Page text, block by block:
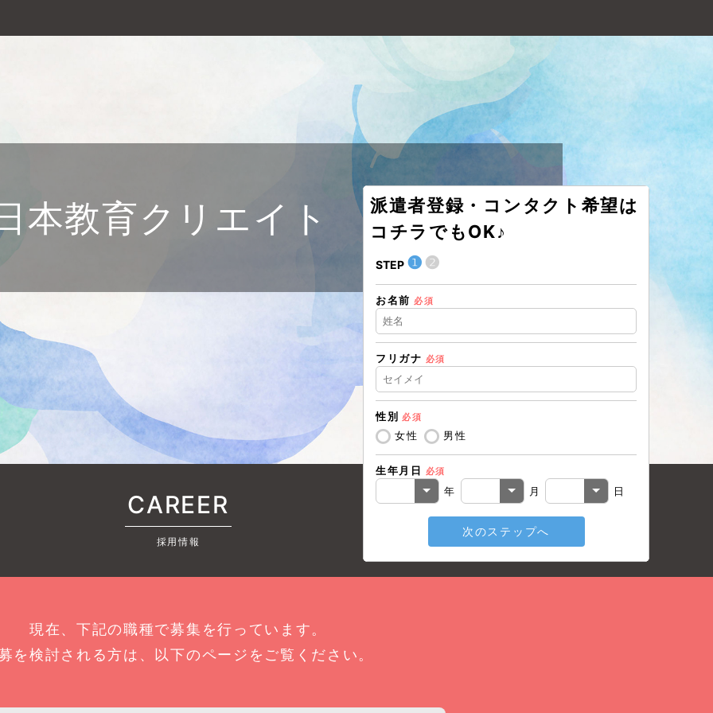
本教育クリエイト 福岡支社
派遣者登録・コンタクト希望は
コチラでもOK♪
STEP ❶❷
お名前 必須
フリガナ 必須
性別 必須
女性 男性
生年月日 必須
年 月 日
次のステップへ
❶
現在の職業
CAREER
採用情報
現在、下記の職種で募集を行っています。
を検討される方は、以下のページをご覧ください。